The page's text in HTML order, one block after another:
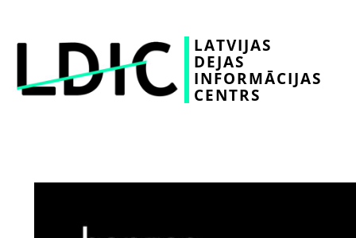
LATVIJAS
DEJAS
INFORMĀCIJAS
CENTRS